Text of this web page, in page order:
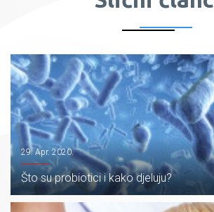
29. Apr. 2020.
Što su probiotici i kako djeluju?